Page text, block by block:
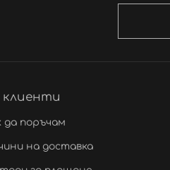
клиенти
да поръчам
на доставка